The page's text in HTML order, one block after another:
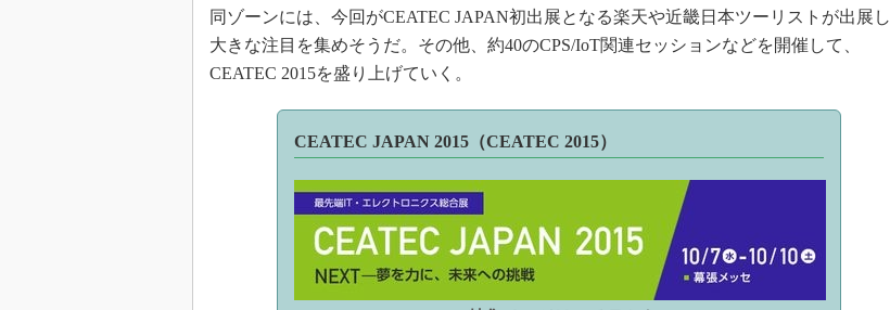
同ゾーンには、今回がCEATEC JAPAN初出展となる楽天や近畿日本ツーリストが出展し
大きな注目を集めそうだ。その他、約40のCPS/IoT関連セッションなどを開催して、
CEATEC 2015を盛り上げていく。
CEATEC JAPAN 2015（CEATEC 2015）